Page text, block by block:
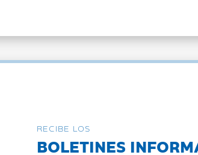
RECIBE LOS
BOLETINES